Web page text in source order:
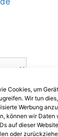
Cookies, um
Wir tun
Werbung
können wir Daten
auf dieser
oder